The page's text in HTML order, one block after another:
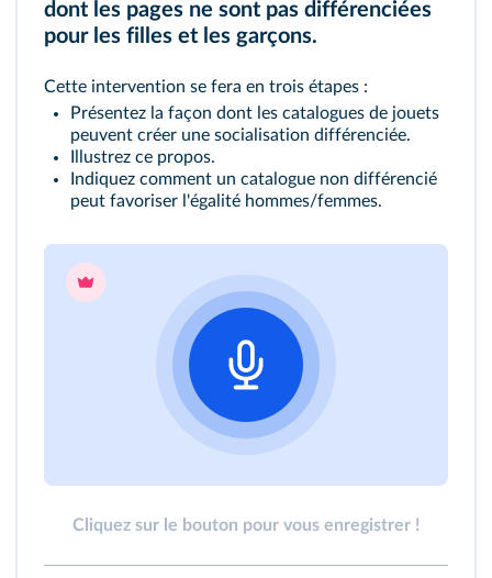
dont les pages ne sont pas différenciées
pour les filles et les garçons.
Cette intervention se fera en trois étapes :
Présentez la façon dont les catalogues de jouets
peuvent créer une socialisation différenciée.
Illustrez ce propos.
Indiquez comment un catalogue non différencié
peut favoriser l'égalité hommes/femmes.
Cliquez sur le bouton pour vous enregistrer !